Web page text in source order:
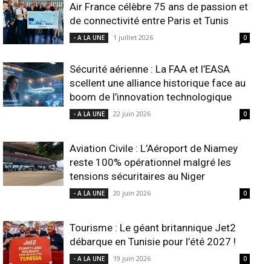
Air France célèbre 75 ans de passion et
de connectivité entre Paris et Tunis
- A LA UNE 1 juillet 2026 0
Sécurité aérienne : La FAA et l’EASA
scellent une alliance historique face au
boom de l’innovation technologique
- A LA UNE 22 juin 2026 0
Aviation Civile : L’Aéroport de Niamey
reste 100% opérationnel malgré les
tensions sécuritaires au Niger
- A LA UNE 20 juin 2026 0
Tourisme : Le géant britannique Jet2
débarque en Tunisie pour l’été 2027 !
- A LA UNE 19 juin 2026 0